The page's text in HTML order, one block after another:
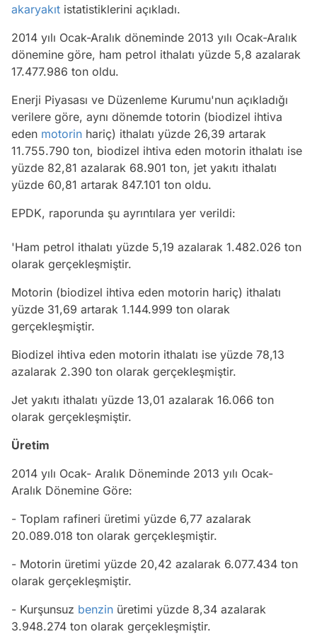
akaryakıt istatistiklerini açıkladı.
2014 yılı Ocak-Aralık döneminde 2013 yılı Ocak-Aralık
dönemine göre, ham petrol ithalatı yüzde 5,8 azalarak
17.477.986 ton oldu.
Enerji Piyasası ve Düzenleme Kurumu'nun açıkladığı
verilere göre, aynı dönemde totorin (biodizel ihtiva
eden motorin hariç) ithalatı yüzde 26,39 artarak
11.755.790 ton, biodizel ihtiva eden motorin ithalatı ise
yüzde 82,81 azalarak 68.901 ton, jet yakıtı ithalatı
yüzde 60,81 artarak 847.101 ton oldu.
EPDK, raporunda şu ayrıntılara yer verildi:
'Ham petrol ithalatı yüzde 5,19 azalarak 1.482.026 ton
olarak gerçekleşmiştir.
Motorin (biodizel ihtiva eden motorin hariç) ithalatı
yüzde 31,69 artarak 1.144.999 ton olarak
gerçekleşmiştir.
Biodizel ihtiva eden motorin ithalatı ise yüzde 78,13
azalarak 2.390 ton olarak gerçekleşmiştir.
Jet yakıtı ithalatı yüzde 13,01 azalarak 16.066 ton
olarak gerçekleşmiştir.
Üretim
2014 yılı Ocak- Aralık Döneminde 2013 yılı Ocak-
Aralık Dönemine Göre:
- Toplam rafineri üretimi yüzde 6,77 azalarak
20.089.018 ton olarak gerçekleşmiştir.
- Motorin üretimi yüzde 20,42 azalarak 6.077.434 ton
olarak gerçekleşmiştir.
- Kurşunsuz benzin üretimi yüzde 8,34 azalarak
3.948.274 ton olarak gerçekleşmiştir.